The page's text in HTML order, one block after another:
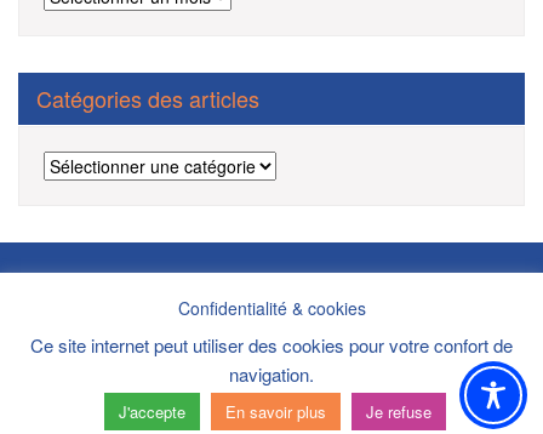
des
Catégories des articles
Catégories
des
Confidentialité & cookies
Ce site internet peut utiliser des cookies pour votre confort de
navigation.
J'accepte En savoir plus Je refuse